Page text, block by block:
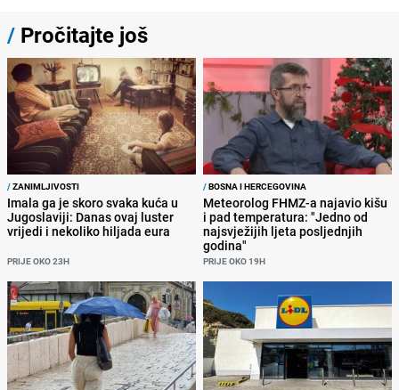
/ Pročitajte još
/ZANIMLJIVOSTI
Imala ga je skoro svaka kuća u
Jugoslaviji: Danas ovaj luster
vrijedi i nekoliko hiljada eura
PRIJE OKO 23H
/BOSNA I HERCEGOVINA
Meteorolog FHMZ-a najavio kišu
i pad temperatura: "Jedno od
najsvježijih ljeta posljednjih
godina"
PRIJE OKO 19H